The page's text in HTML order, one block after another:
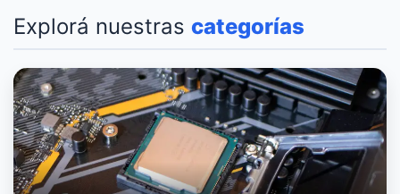
Explorá nuestras categorías